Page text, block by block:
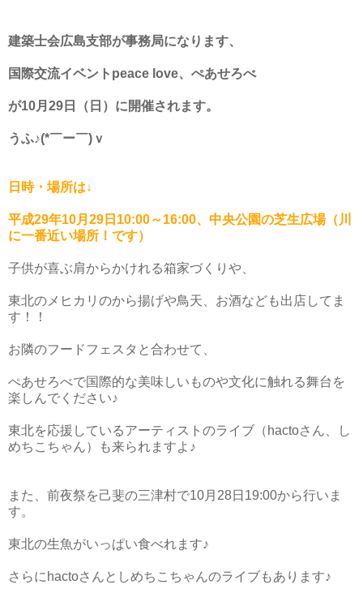
建築士会広島支部が事務局になります、
国際交流イベントpeace love、ぺあせろべ
が10月29日（日）に開催されます。
うふ♪(*￣ー￣)ｖ
日時・場所は↓
平成29年10月29日10:00～16:00、中央公園の芝生広場（川
に一番近い場所！です）
子供が喜ぶ肩からかけれる箱家づくりや、
東北のメヒカリのから揚げや鳥天、お酒なども出店してま
す！！
お隣のフードフェスタと合わせて、
ぺあせろべで国際的な美味しいものや文化に触れる舞台を
楽しんでください♪
東北を応援しているアーティストのライブ（hactoさん、し
めちこちゃん）も来られますよ♪
また、前夜祭を己斐の三津村で10月28日19:00から行いま
す。
東北の生魚がいっぱい食べれます♪
さらにhactoさんとしめちこちゃんのライブもあります♪